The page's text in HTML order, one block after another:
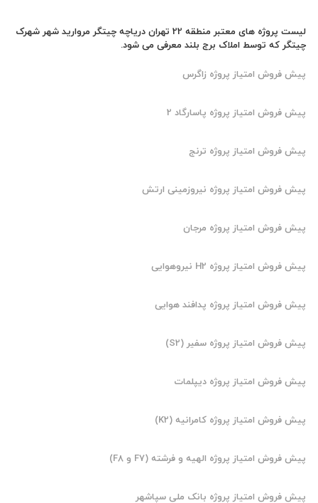
لیست پروژه های معتبر منطقه 22 تهران دریاچه چیتگر مروارید شهر شهرک
چیتگر که توسط املاک برج بلند معرفی می شود.
پیش فروش امتیاز پروژه زاگرس
پیش فروش امتیاز پروژه پاسارگاد 2
پیش فروش امتیاز پروژه ترنج
پیش فروش امتیاز پروژه نیروزمینی ارتش
پیش فروش امتیاز پروژه مرجان
پیش فروش امتیاز پروژه H2 نیروهوایی
پیش فروش امتیاز پروژه پدافند هوایی
پیش فروش امتیاز پروژه سفیر (S2)
پیش فروش امتیاز پروژه دیپلمات
پیش فروش امتیاز پروژه کامرانیه (K2)
پیش فروش امتیاز پروژه الهیه و فرشته (F7 و F8)
پیش فروش امتیاز پروژه بانک ملی سپاشهر